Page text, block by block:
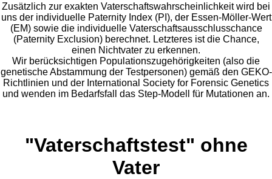
Zusätzlich zur exakten Vaterschaftswahrscheinlichkeit wird bei
uns der individuelle Paternity Index (PI), der Essen-Möller-Wert
(EM) sowie die individuelle Vaterschaftsausschlusschance
(Paternity Exclusion) berechnet. Letzteres ist die Chance,
einen Nichtvater zu erkennen.
Wir berücksichtigen Populationszugehörigkeiten (also die
genetische Abstammung der Testpersonen) gemäß den GEKO-
Richtlinien und der International Society for Forensic Genetics
und wenden im Bedarfsfall das Step-Modell für Mutationen an.
"Vaterschaftstest" ohne
Vater